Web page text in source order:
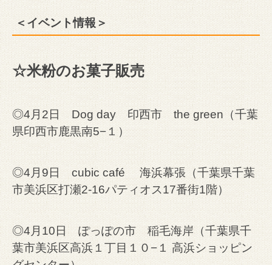
＜イベント情報＞
☆米粉のお菓子販売
◎4月2日 Dog day 印西市 the green（千葉
県印西市鹿黒南5−１）
◎4月9日 cubic café 海浜幕張（千葉県千葉
市美浜区打瀬2-16パティオス17番街1階）
◎4月10日 ぽっぽの市 稲毛海岸（千葉県千
葉市美浜区高浜１丁目１０−１ 高浜ショッピン